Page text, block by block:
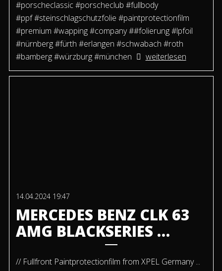
#porscheclassic #porscheclub #fullbody
#ppf #steinschlagschutzfolie #paintprotectionfilm
#premium #wapping #company ##folierung #lpfoil
#nürnberg #fürth #erlangen #schwabach #roth
#bamberg #würzburg #münchen
weiterlesen
14.04.2024 19:47
MERCEDES BENZ CLK 63
AMG BLACKSERIES …
// Fullfront Paintprotectionfilm from XPEL Germany ...